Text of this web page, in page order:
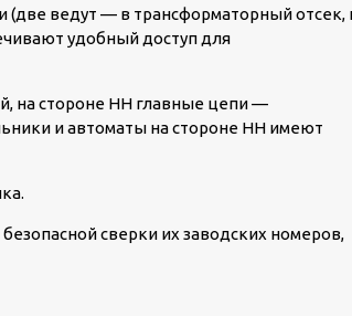
(две ведут — в трансформаторный отсек,
удобный доступ для
на стороне НН главные цепи —
и автоматы на стороне НН имеют
сверки их заводских номеров,